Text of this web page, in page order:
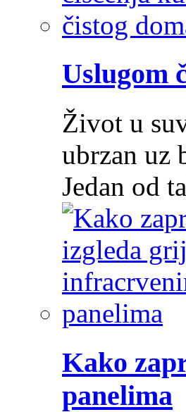
Uslugom
Život u
ubrzan uz
Jedan od
Kako
panelima